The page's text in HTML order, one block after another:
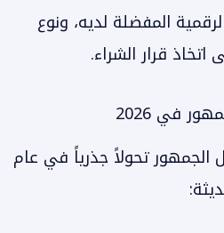
المفضلة لديه، ونوع
قرار الشراء.
في 2026
الجمهور تحولاً جذرياً في عام